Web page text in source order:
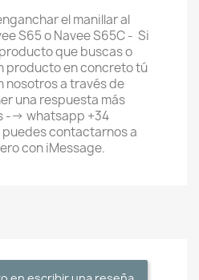
el manillar al
S65 o Navee S65C - Si
que buscas o
producto en concreto tú
a través de
una respuesta más
--> whatsapp +34
contactarnos a
con iMessage.